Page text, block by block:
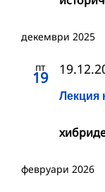
декември 2025
пт
19
Лекция
февруари 2026